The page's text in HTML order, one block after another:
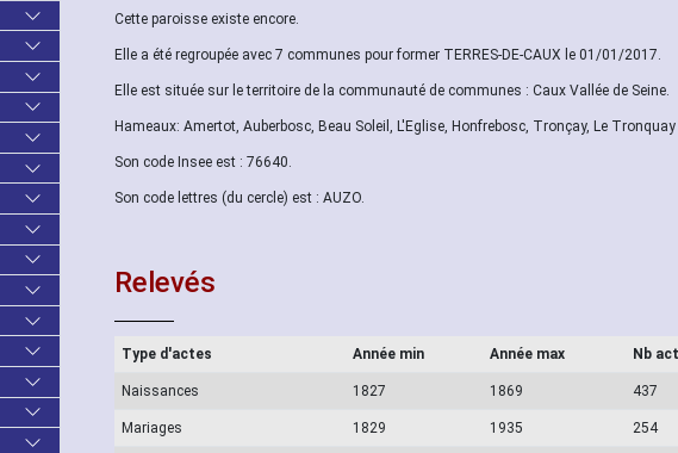
Cette paroisse existe encore.
Elle a été regroupée avec 7 communes pour former TERRES-DE-CAUX le 01/01/2017.
Elle est située sur le territoire de la communauté de communes : Caux Vallée de Seine.
Hameaux: Amertot, Auberbosc, Beau Soleil, L'Eglise, Honfrebosc, Tronçay, Le Tronquay
Son code Insee est : 76640.
Son code lettres (du cercle) est : AUZO.
Relevés
Type d'actes Année min Année max Nb
Naissances 1827 1869 437
Mariages 1829 1935 254